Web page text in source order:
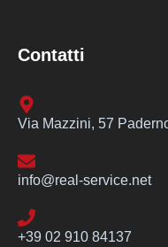
Contatti
Via Mazzini, 57
info@real-service.net
+39 02 910 84137